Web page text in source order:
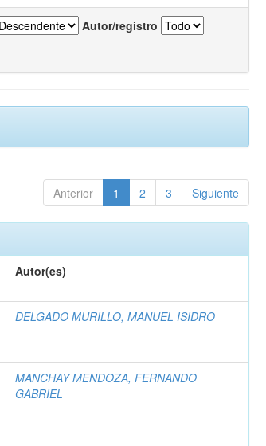
Autor/registro
Anterior 1 2 3 Siguiente
Autor(es)
DELGADO MURILLO, MANUEL ISIDRO
MANCHAY MENDOZA, FERNANDO
GABRIEL